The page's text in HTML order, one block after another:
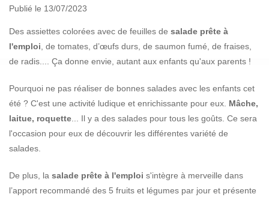
Publié le 13/07/2023
Des assiettes colorées avec de feuilles de salade prête à
l'emploi , de tomates, d’œufs durs, de saumon fumé, de fraises,
de radis.... Ça donne envie, autant aux enfants qu'aux parents !
Pourquoi ne pas réaliser de bonnes salades avec les enfants cet
été ? C'est une activité ludique et enrichissante pour eux. Mâche,
laitue, roquette ... Il y a des salades pour tous les goûts. Ce sera
l'occasion pour eux de découvrir les différentes variété de
salades.
De plus, la salade prête à l'emploi s'intègre à merveille dans
l’apport recommandé des 5 fruits et légumes par jour et présente